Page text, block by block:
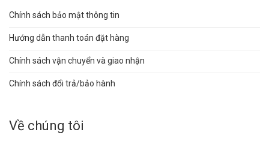
Chính sách bảo mật thông tin
Hướng dẫn thanh toán đặt hàng
Chính sách vận chuyển và giao nhận
Chính sách đổi trả/bảo hành
Về chúng tôi